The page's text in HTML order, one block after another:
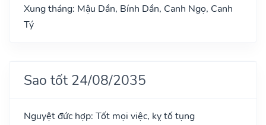
Xung tháng: Mậu Dần, Bính Dần, Canh Ngọ, Canh
Tý
Sao tốt 24/08/2035
Nguyệt đức hợp: Tốt mọi việc, kỵ tố tụng